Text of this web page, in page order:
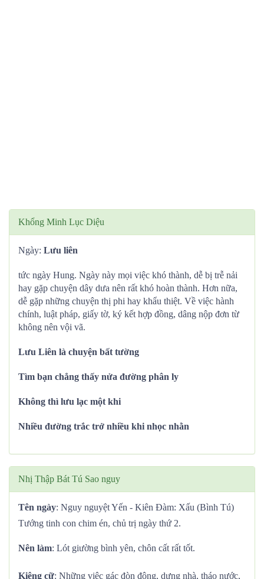
Khổng Minh Lục Diệu
Ngày: Lưu liên
tức ngày Hung. Ngày này mọi việc khó thành, dễ bị trễ nải
hay gặp chuyện dây dưa nên rất khó hoàn thành. Hơn nữa,
dễ gặp những chuyện thị phi hay khẩu thiệt. Về việc hành
chính, luật pháp, giấy tờ, ký kết hợp đồng, dâng nộp đơn từ
không nên vội vã.
Lưu Liên là chuyện bất tường
Tìm bạn chẳng thấy nửa đường phân ly
Không thì lưu lạc một khi
Nhiều đường trắc trở nhiều khi nhọc nhằn
Nhị Thập Bát Tú Sao nguy
Tên ngày: Nguy nguyệt Yến - Kiên Đàm: Xấu (Bình Tú)
Tướng tinh con chim én, chủ trị ngày thứ 2.
Nên làm: Lót giường bình yên, chôn cất rất tốt.
Kiêng cữ: Những việc gác đòn đông, dựng nhà, tháo nước,